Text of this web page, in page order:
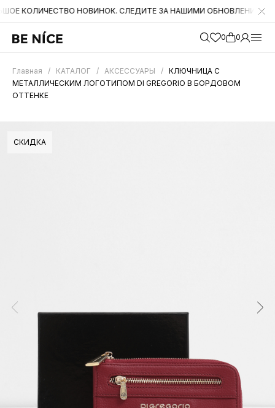
НОВИНОК. СЛЕДИТЕ ЗА НАШИМИ ОБНОВЛЕНИЯМИ НА
0 0
Главная / КАТАЛОГ / АКСЕССУАРЫ / КЛЮЧНИЦА С
МЕТАЛЛИЧЕСКИМ ЛОГОТИПОМ DI GREGORIO В БОРДОВОМ
ОТТЕНКЕ
СКИДКА